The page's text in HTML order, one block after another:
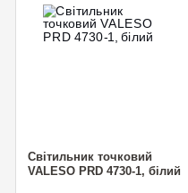
Світильник точковий
VALESO PRD 4730-1, білий